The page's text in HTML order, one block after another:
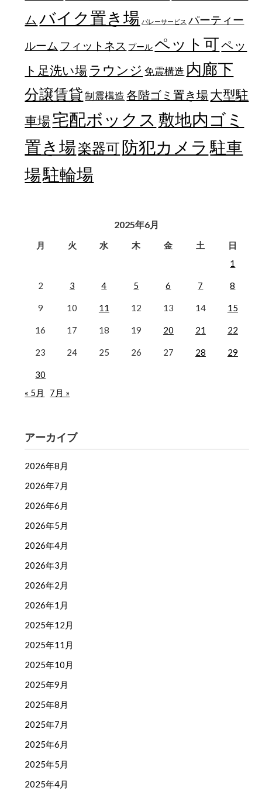
ム バイク置き場 バレーサービス パーティー
ルーム フィットネス プール ペット可ペッ
ト足洗い場 ラウンジ 免震構造 内廊下
分譲賃貸 制震構造 各階ゴミ置き場大型駐
車場宅配ボックス 敷地内ゴミ
置き場楽器可防犯カメラ 駐車
場駐輪場
2025年6月
月 火 水 木 金 土
日
1
2 3 4 5 6 7 8
9 10 11 12 13 14 15
16 17 18 19 20 21 22
23 24 25 26 27 28 29
30
« 5月
7月 »
アーカイブ
2026年8月
2026年7月
2026年6月
2026年5月
2026年4月
2026年3月
2026年2月
2026年1月
2025年12月
2025年11月
2025年10月
2025年9月
2025年8月
2025年7月
2025年6月
2025年5月
2025年4月